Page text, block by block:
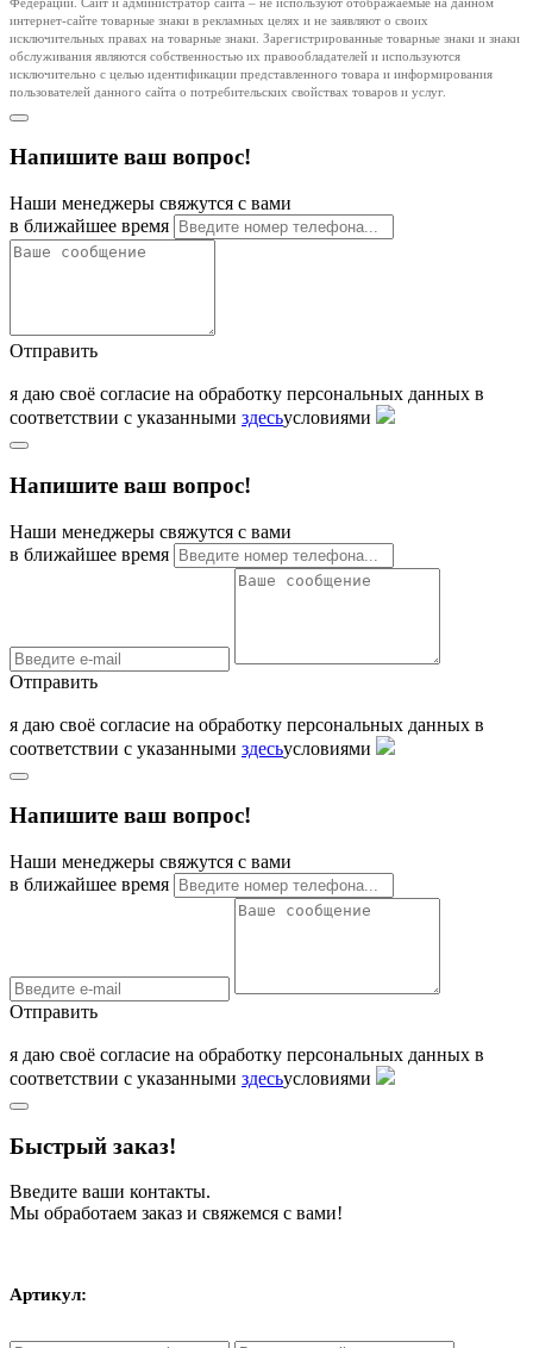
интернет-сайте товарные знаки в рекламных целях и не заявляют о своих
исключительных правах на товарные знаки. Зарегистрированные товарные знаки и знаки
обслуживания являются собственностью их правообладателей и используются
исключительно с целью идентификации представленного товара и информирования
пользователей данного сайта о потребительских свойствах товаров и услуг.
Напишите ваш вопрос!
Наши менеджеры свяжутся с вами
в ближайшее время
Отправить
я даю своё согласие на обработку персональных данных в
соответствии с указанными здесьусловиями
Напишите ваш вопрос!
Наши менеджеры свяжутся с вами
в ближайшее время
Отправить
я даю своё согласие на обработку персональных данных в
соответствии с указанными здесьусловиями
Напишите ваш вопрос!
Наши менеджеры свяжутся с вами
в ближайшее время
Отправить
я даю своё согласие на обработку персональных данных в
соответствии с указанными здесьусловиями
Быстрый заказ!
Введите ваши контакты.
Мы обработаем заказ и свяжемся с вами!
Артикул: